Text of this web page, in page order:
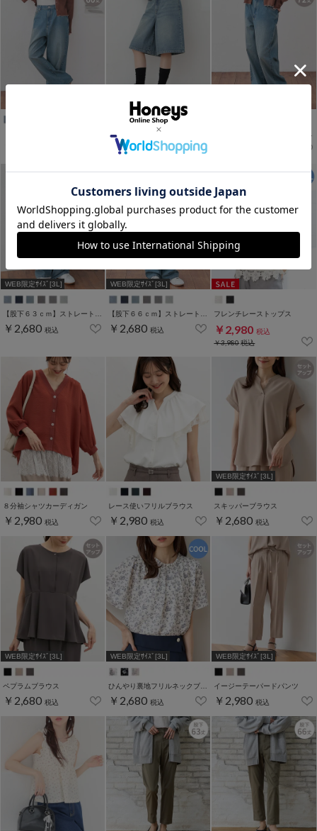
デニムハーフパンツ
￥2,680 税込
WEB限定ｻｲｽﾞ[3L]
￥2,680 税込
WEB限定ｻｲｽﾞ[3L]
￥2,680 税込
フレンチレーストップス
￥2,980 税込
￥3,980税込
８分袖シャツカーディガン
￥2,980 税込
レース使いフリルブラウス
￥2,980 税込
WEB限定ｻｲｽﾞ[3L]
スキッパーブラウス
￥2,680 税込
WEB限定ｻｲｽﾞ[3L]
ペプラムブラウス
￥2,680 税込
WEB限定ｻｲｽﾞ[3L]
￥2,680 税込
WEB限定ｻｲｽﾞ[3L]
イージーテーパードパンツ
￥2,980 税込